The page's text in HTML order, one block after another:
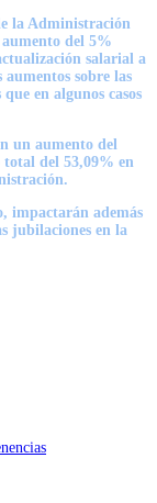
la Administración
del 5%
salarial a
sobre las
en algunos casos
un aumento del
del 53,09% en
impactarán además
jubilaciones en la